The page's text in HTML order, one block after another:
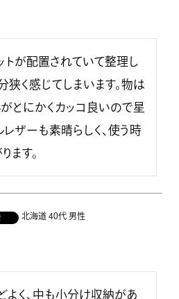
が配置されていて整理し
狭く感じてしまいます。物は
とにかくカッコ良いので星
レザーも素晴らしく、使う時
ます。
北海道 40代 男性
よく、中も小分け収納があ